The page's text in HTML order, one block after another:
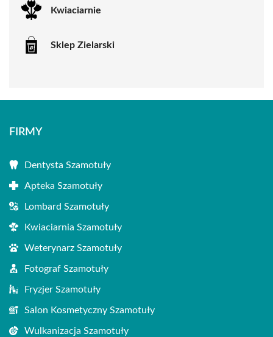
Kwiaciarnie
Sklep Zielarski
FIRMY
Dentysta Szamotuły
Apteka Szamotuły
Lombard Szamotuły
Kwiaciarnia Szamotuły
Weterynarz Szamotuły
Fotograf Szamotuły
Fryzjer Szamotuły
Salon Kosmetyczny Szamotuły
Wulkanizacja Szamotuły